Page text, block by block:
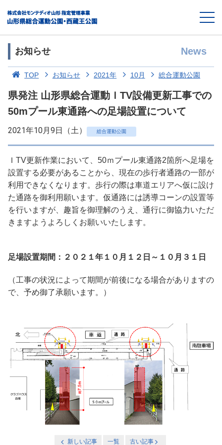
お知らせ News
TOP お知らせ 2021年 10月 総合運動公園
県発注 山形県総合運動ＩTV設備更新工事での
50mプール東通路への足場設置について
2021年10月9日（土） 総合運動公園
ＩTV更新作業において、50ｍプール東通路2箇所へ足場を
設置する必要があることから、現在の歩行者通路の一部が
利用できなくなります。歩行の際は車道エリアへ仮に設け
た通路を御利用願います。仮通路には誘導コーンの設置等
を行いますが、趣旨を御理解のうえ、通行に御協力いただ
きますようよろしくお願いいたします。
足場設置期間：２０２１年１０月１２日～１０月３１日
（工事の状況によって期間が前後になる場合がありますの
で、予め御了承願います。）
新しい記事 一覧 古い記事